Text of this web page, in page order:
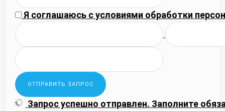
Я соглашаюсь сусловиями обработки
Запрос успешно отправлен. Заполните